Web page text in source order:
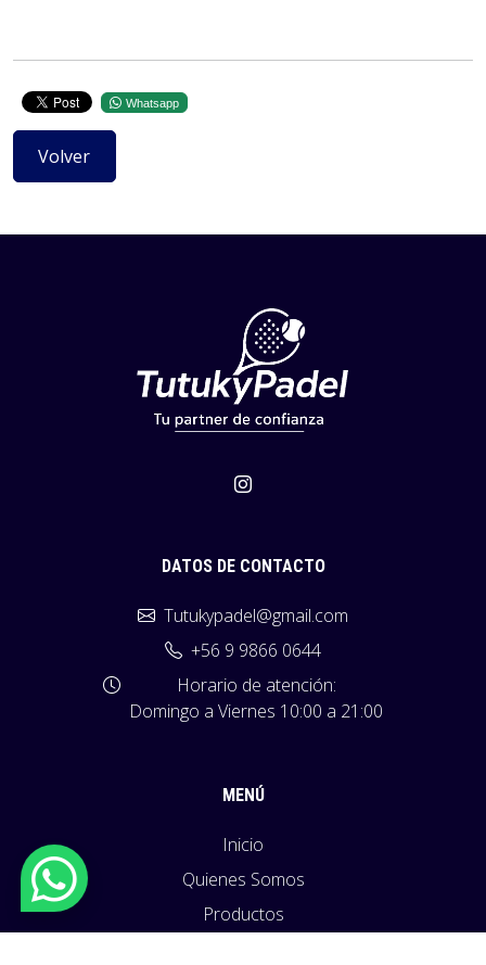
Whatsapp
Volver
DATOS DE CONTACTO
Tutukypadel@gmail.com
+56 9 9866 0644
Horario de atención:
Domingo a Viernes 10:00 a 21:00
MENÚ
Inicio
Quienes Somos
Productos